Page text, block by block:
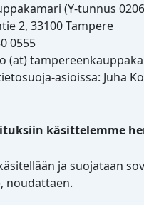
(Y-tunnus
2, 33100 Tampere
0555
(at)
asioissa: Juha
käsittelemme
ja suojataan
noudattaen.